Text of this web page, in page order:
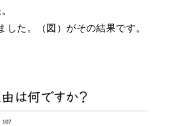
た。（図）がその結果です。